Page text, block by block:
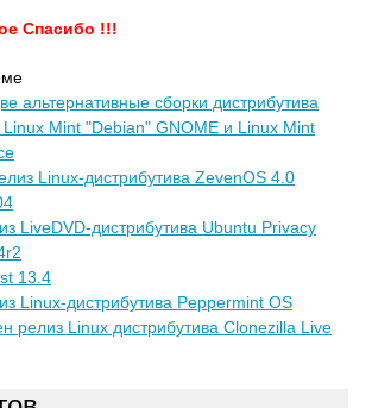
Спасибо !!!
альтернативные сборки дистрибутива
Mint "Debian" GNOME и Linux Mint
Linux-дистрибутива ZevenOS 4.0
LiveDVD-дистрибутива Ubuntu Privacy
13.4
Linux-дистрибутива Peppermint OS
релиз Linux дистрибутива Clonezilla Live